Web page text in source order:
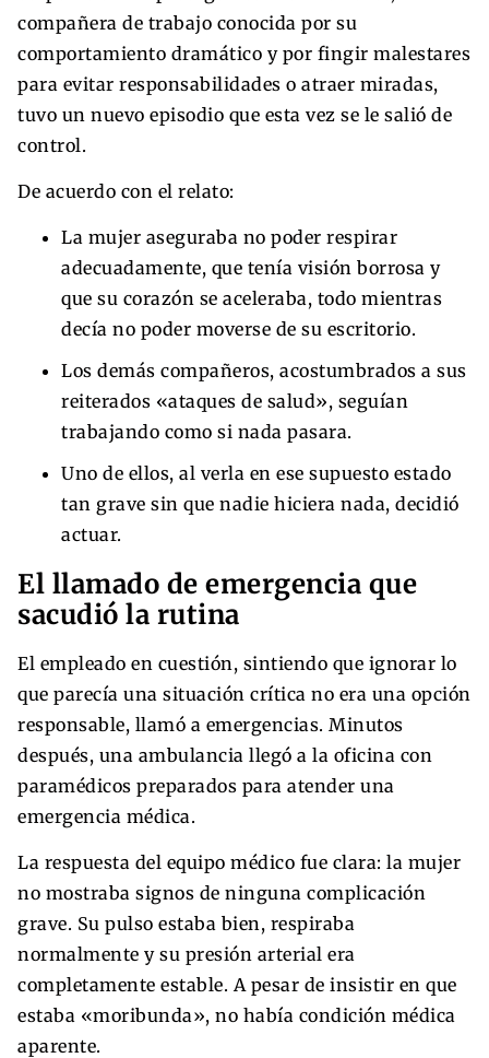
compañera de trabajo conocida por su
comportamiento dramático y por fingir malestares
para evitar responsabilidades o atraer miradas,
tuvo un nuevo episodio que esta vez se le salió de
control.
De acuerdo con el relato:
La mujer aseguraba no poder respirar
adecuadamente, que tenía visión borrosa y
que su corazón se aceleraba, todo mientras
decía no poder moverse de su escritorio.
Los demás compañeros, acostumbrados a sus
reiterados «ataques de salud», seguían
trabajando como si nada pasara.
Uno de ellos, al verla en ese supuesto estado
tan grave sin que nadie hiciera nada, decidió
actuar.
El llamado de emergencia que
sacudió la rutina
El empleado en cuestión, sintiendo que ignorar lo
que parecía una situación crítica no era una opción
responsable, llamó a emergencias. Minutos
después, una ambulancia llegó a la oficina con
paramédicos preparados para atender una
emergencia médica.
La respuesta del equipo médico fue clara: la mujer
no mostraba signos de ninguna complicación
grave. Su pulso estaba bien, respiraba
normalmente y su presión arterial era
completamente estable. A pesar de insistir en que
estaba «moribunda», no había condición médica
aparente.